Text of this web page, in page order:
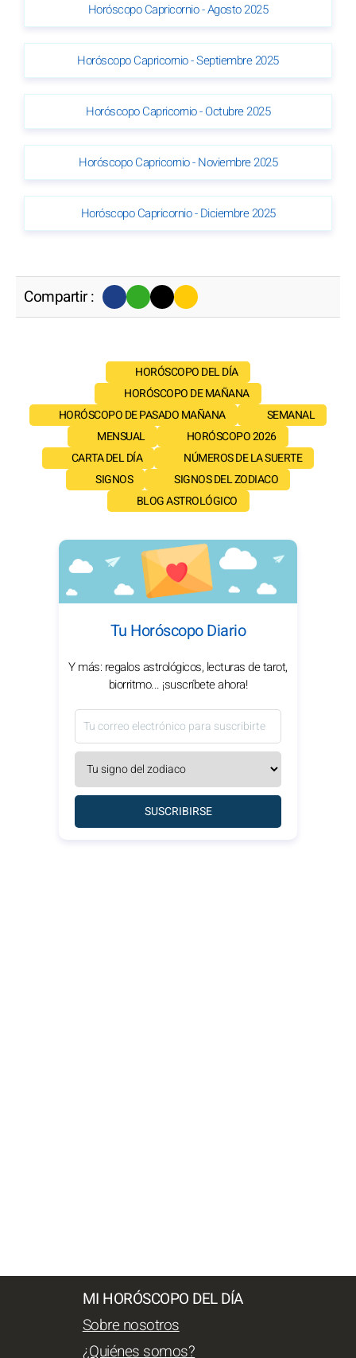
Horóscopo Capricornio - Agosto 2025
Horóscopo Capricornio - Septiembre 2025
Horóscopo Capricornio - Octubre 2025
Horóscopo Capricornio - Noviembre 2025
Horóscopo Capricornio - Diciembre 2025
Compartir :
HORÓSCOPO DEL DÍA
HORÓSCOPO DE MAÑANA
HORÓSCOPO DE PASADO MAÑANA
SEMANAL
MENSUAL
HORÓSCOPO 2026
CARTA DEL DÍA
NÚMEROS DE LA SUERTE
SIGNOS
SIGNOS DEL ZODIACO
BLOG ASTROLÓGICO
Tu Horóscopo Diario
Y más: regalos astrológicos, lecturas de tarot,
biorritmo... ¡suscríbete ahora!
SUSCRIBIRSE
MI HORÓSCOPO DEL DÍA
Sobre nosotros
¿Quiénes somos?